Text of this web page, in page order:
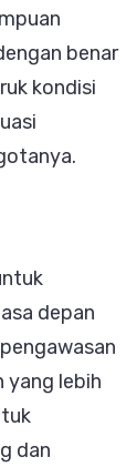
benar
kondisi
depan
yang lebih
dan